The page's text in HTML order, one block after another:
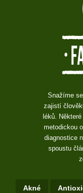
Snažíme
zajistí
léků.
metodickou
diagnostice
spoustu
Akné